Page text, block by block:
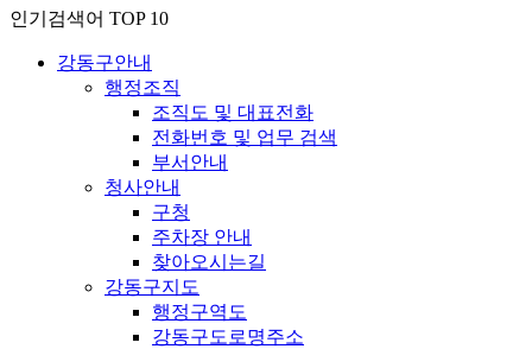
인기검색어 TOP 10
강동구안내
행정조직
조직도 및 대표전화
전화번호 및 업무 검색
부서안내
청사안내
구청
주차장 안내
찾아오시는길
강동구지도
행정구역도
강동구도로명주소